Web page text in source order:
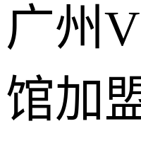
广州
馆加